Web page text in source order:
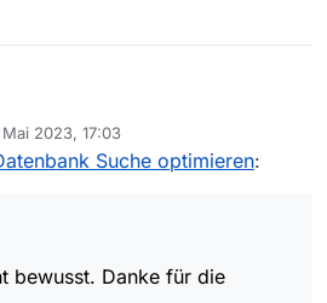
nicht bewusst. Danke für die
Mai 2023, 17:03
Suche optimieren:
bewusst. Danke für die